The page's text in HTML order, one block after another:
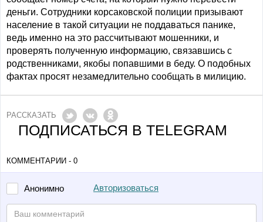
деньги. Сотрудники корсаковской полиции призывают
население в такой ситуации не поддаваться панике,
ведь именно на это рассчитывают мошенники, и
проверять полученную информацию, связавшись с
родственниками, якобы попавшими в беду. О подобных
фактах просят незамедлительно сообщать в милицию.
РАССКАЗАТЬ
ПОДПИСАТЬСЯ В TELEGRAM
КОММЕНТАРИИ - 0
Анонимно Авторизоваться